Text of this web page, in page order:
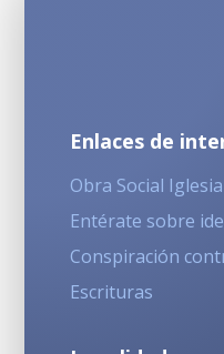
Enlaces de
Obra Social
Entérate sobre
Conspiración
Escrituras